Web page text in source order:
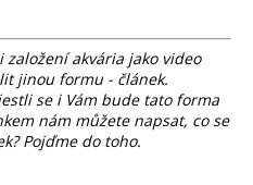
akvária jako video
jinou formu - článek.
se i Vám bude tato forma
nám můžete napsat, co se
Pojďme do toho.